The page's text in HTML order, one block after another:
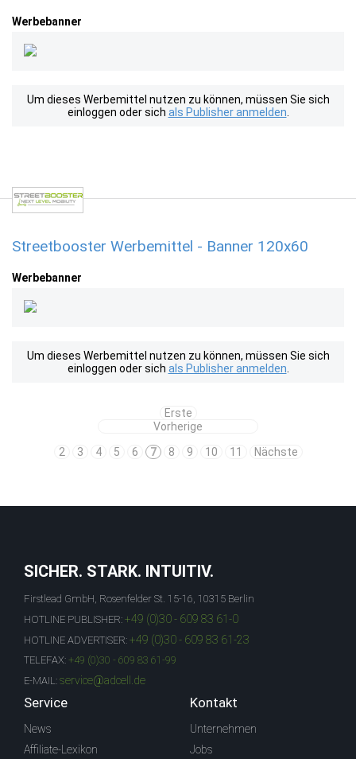
Werbebanner
Um dieses Werbemittel nutzen zu können, müssen Sie sich
einloggen oder sich als Publisher anmelden
Streetbooster Werbemittel - Banner 120x60
Werbebanner
Um dieses Werbemittel nutzen zu können, müssen Sie sich
einloggen oder sich als Publisher anmelden
Erste
Vorherige
2
3 4 5 6 7 8 9 10 11 Nächste
SICHER. STARK. INTUITIV.
Firstlead GmbH, Rosenfelder St. 15-16, 10315 Berlin
HOTLINE PUBLISHER: +49 (0)30 - 609 83 61-0
HOTLINE ADVERTISER: +49 (0)30 - 609 83 61-23
TELEFAX: +49 (0)30 - 609 83 61-99
E-MAIL: service@adcell.de
Service
News
Affiliate-Lexikon
Kontakt
Unternehmen
Jobs